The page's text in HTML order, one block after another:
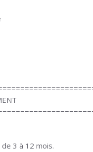
3 à 12 mois.